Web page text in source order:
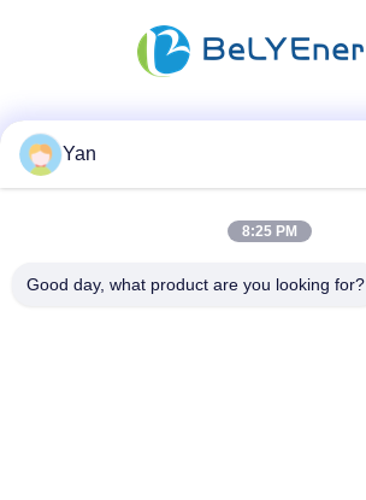
Yan
8:25 PM
Good day, what product are you looking for?